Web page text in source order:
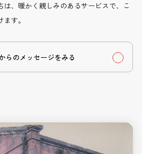
は、暖かく親しみのあるサービスで、こ
す。
らのメッセージをみる